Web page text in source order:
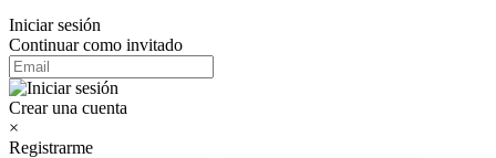
Iniciar sesión
Continuar como invitado
Crear una cuenta
×
Registrarme